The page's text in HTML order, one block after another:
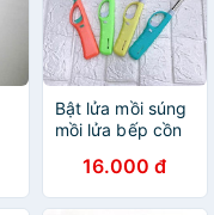
Bật lửa mồi súng
mồi lửa bếp cồn
16.000 đ